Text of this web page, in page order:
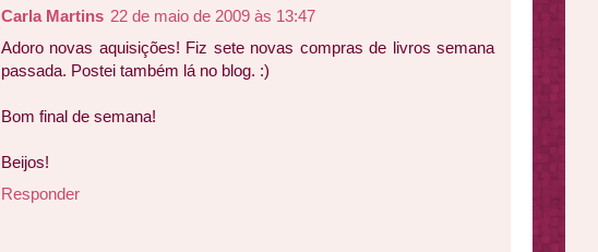
Carla Martins 22 de maio de 2009 às 13:47
Adoro novas aquisições! Fiz sete novas compras de livros semana
passada. Postei também lá no blog. :)
Bom final de semana!
Beijos!
Responder